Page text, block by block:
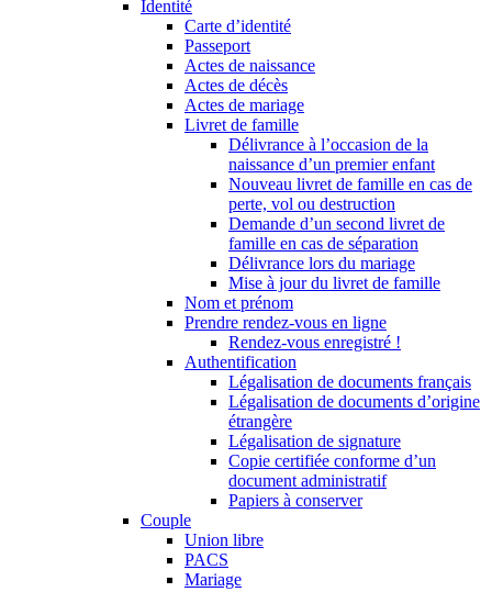
Identité
Carte d’identité
Passeport
Actes de naissance
Actes de décès
Actes de mariage
Livret de famille
Délivrance à l’occasion de la
naissance d’un premier enfant
Nouveau livret de famille en cas de
perte, vol ou destruction
Demande d’un second livret de
famille en cas de séparation
Délivrance lors du mariage
Mise à jour du livret de famille
Nom et prénom
Prendre rendez-vous en ligne
Rendez-vous enregistré !
Authentification
Légalisation de documents français
Légalisation de documents d’origine
étrangère
Légalisation de signature
Copie certifiée conforme d’un
document administratif
Papiers à conserver
Couple
Union libre
PACS
Mariage